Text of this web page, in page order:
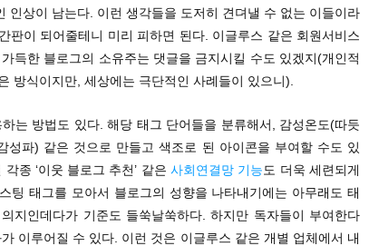
인상이 남는다. 이런 생각들을 도저히 견뎌낼 수 없는 이들이라
판이 되어줄테니 미리 피하면 된다. 이글루스 같은 회원서비스
득한 블로그의 소유주는 댓글을 금지시킬 수도 있겠지(개인적
방식이지만, 세상에는 극단적인 사례들이 있으니).
는 방법도 있다. 해당 태그 단어들을 분류해서, 감성온도(따듯
성파) 같은 것으로 만들고 색조로 된 아이콘을 부여할 수도 있
종 ‘이웃 블로그 추천’ 같은사회연결망 기능도 더욱 세련되게
팅 태그를 모아서 블로그의 성향을 나타내기에는 아무래도 태
지인데다가 기준도 들쑥날쑥하다. 하지만 독자들이 부여한다
이루어질 수 있다. 이런 것은 이글루스 같은 개별 업체에서 내